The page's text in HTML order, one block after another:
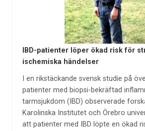
IBD-patienter löper ökad risk för
ischemiska händelser
I en rikstäckande svensk studie på
patienter med biopsi-bekräftad
tarmsjukdom (IBD) observerade
Karolinska Institutet och Örebro
att patienter med IBD löpte en ökad